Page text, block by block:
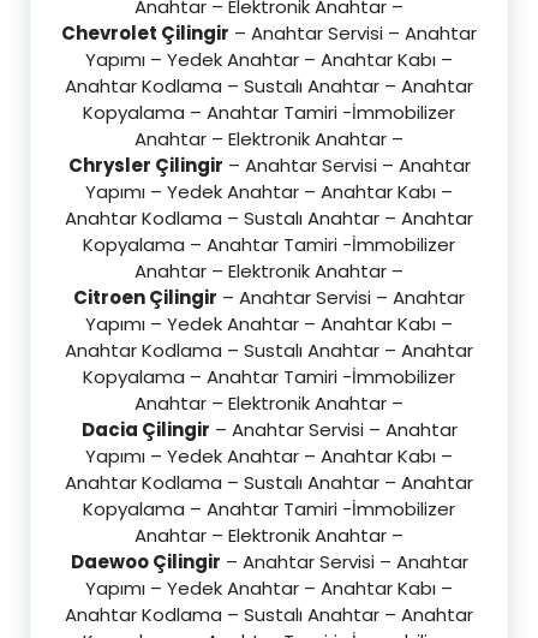
Anahtar – Elektronik Anahtar –
Chevrolet Çilingir – Anahtar Servisi – Anahtar
Yapımı – Yedek Anahtar – Anahtar Kabı –
Anahtar Kodlama – Sustalı Anahtar – Anahtar
Kopyalama – Anahtar Tamiri -İmmobilizer
Anahtar – Elektronik Anahtar –
Chrysler Çilingir – Anahtar Servisi – Anahtar
Yapımı – Yedek Anahtar – Anahtar Kabı –
Anahtar Kodlama – Sustalı Anahtar – Anahtar
Kopyalama – Anahtar Tamiri -İmmobilizer
Anahtar – Elektronik Anahtar –
Citroen Çilingir – Anahtar Servisi – Anahtar
Yapımı – Yedek Anahtar – Anahtar Kabı –
Anahtar Kodlama – Sustalı Anahtar – Anahtar
Kopyalama – Anahtar Tamiri -İmmobilizer
Anahtar – Elektronik Anahtar –
Dacia Çilingir – Anahtar Servisi – Anahtar
Yapımı – Yedek Anahtar – Anahtar Kabı –
Anahtar Kodlama – Sustalı Anahtar – Anahtar
Kopyalama – Anahtar Tamiri -İmmobilizer
Anahtar – Elektronik Anahtar –
Daewoo Çilingir – Anahtar Servisi – Anahtar
Yapımı – Yedek Anahtar – Anahtar Kabı –
Anahtar Kodlama – Sustalı Anahtar – Anahtar